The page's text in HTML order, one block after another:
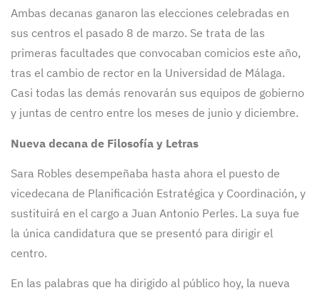
Ambas decanas ganaron las elecciones celebradas en
sus centros el pasado 8 de marzo. Se trata de las
primeras facultades que convocaban comicios este año,
tras el cambio de rector en la Universidad de Málaga.
Casi todas las demás renovarán sus equipos de gobierno
y juntas de centro entre los meses de junio y diciembre.
Nueva decana de Filosofía y Letras
Sara Robles desempeñaba hasta ahora el puesto de
vicedecana de Planificación Estratégica y Coordinación, y
sustituirá en el cargo a Juan Antonio Perles. La suya fue
la única candidatura que se presentó para dirigir el
centro.
En las palabras que ha dirigido al público hoy, la nueva